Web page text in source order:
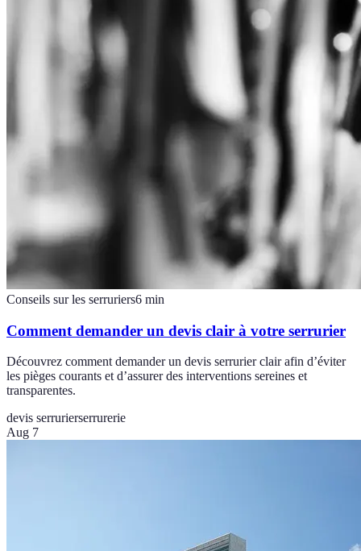
Conseils sur les serruriers6 min
Comment demander un devis clair à votre serrurier
Découvrez comment demander un devis serrurier clair afin d’éviter
les pièges courants et d’assurer des interventions sereines et
transparentes.
devis serrurierserrurerie
Aug 7